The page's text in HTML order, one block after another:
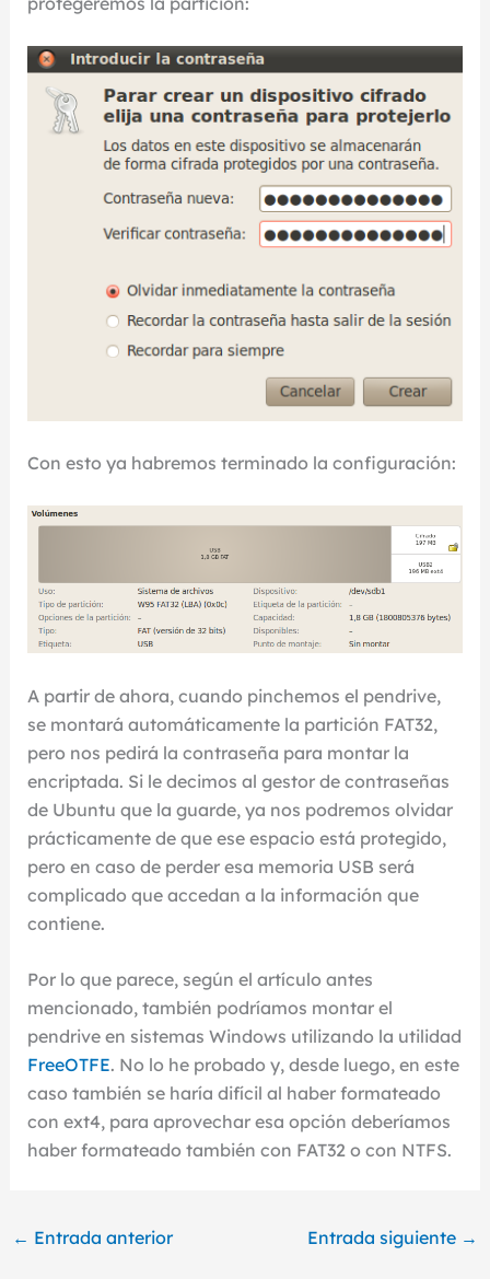
Con esto ya habremos terminado la configuración:
A partir de ahora, cuando pinchemos el pendrive,
se montará automáticamente la partición FAT32,
pero nos pedirá la contraseña para montar la
encriptada. Si le decimos al gestor de contraseñas
de Ubuntu que la guarde, ya nos podremos olvidar
prácticamente de que ese espacio está protegido,
pero en caso de perder esa memoria USB será
complicado que accedan a la información que
contiene.
Por lo que parece, según el artículo antes
mencionado, también podríamos montar el
pendrive en sistemas Windows utilizando la utilidad
FreeOTFE. No lo he probado y, desde luego, en este
caso también se haría difícil al haber formateado
con ext4, para aprovechar esa opción deberíamos
haber formateado también con FAT32 o con NTFS.
← Entrada anterior Entrada siguiente →